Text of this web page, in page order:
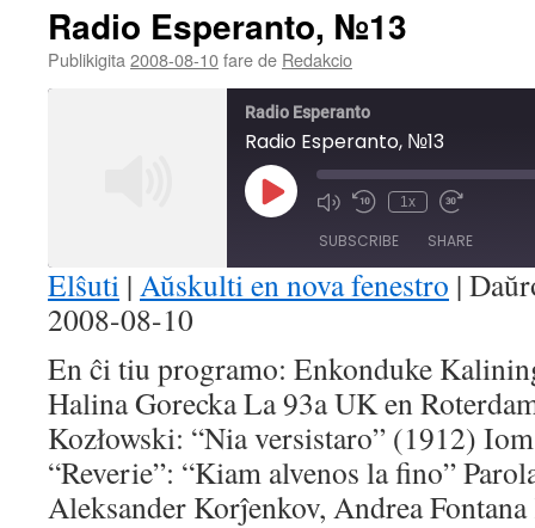
Radio Esperanto, №13
Publikigita 2008-08-10fare de Redakcio
Radio Esperanto
Radio Esperanto, №13
Play
Episode Mute/Unmute
Rewind
Seconds
1x
Fast
30
seconds
SUBSCRIBE SHARE
SHARE
LINK
EMBED
Elŝuti | Aŭskulti en nova fenestro |
2008-08-10
En ĉi tiu programo: Enkonduke
Halina Gorecka La 93a UK en
Kozłowski: “Nia versistaro” (1912)
“Reverie”: “Kiam alvenos la fino”
Aleksander Korĵenkov, Andrea Fontana